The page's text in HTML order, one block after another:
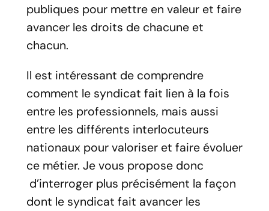
publiques pour mettre en valeur et faire
avancer les droits de chacune et
chacun.
Il est intéressant de comprendre
comment le syndicat fait lien à la fois
entre les professionnels, mais aussi
entre les différents interlocuteurs
nationaux pour valoriser et faire évoluer
ce métier. Je vous propose donc
d’interroger plus précisément la façon
dont le syndicat fait avancer les